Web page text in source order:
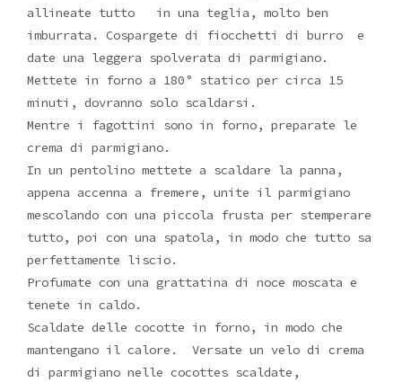
allineate tutto in una teglia, molto ben
imburrata. Cospargete di fiocchetti di burro e
date una leggera spolverata di parmigiano.
Mettete in forno a 180° statico per circa 15
minuti, dovranno solo scaldarsi.
Mentre i fagottini sono in forno, preparate le
crema di parmigiano.
In un pentolino mettete a scaldare la panna,
appena accenna a fremere, unite il parmigiano
mescolando con una piccola frusta per stemperare
tutto, poi con una spatola, in modo che tutto sa
perfettamente liscio.
Profumate con una grattatina di noce moscata e
tenete in caldo.
Scaldate delle cocotte in forno, in modo che
mantengano il calore. Versate un velo di crema
di parmigiano nelle cocottes scaldate,